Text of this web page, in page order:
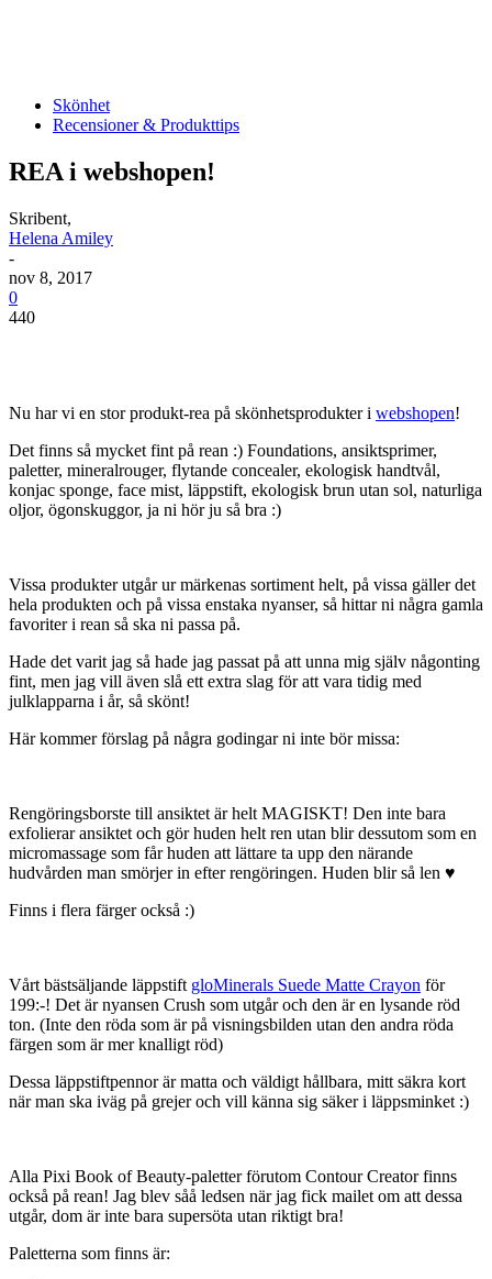
Skönhet
Recensioner & Produkttips
REA i webshopen!
Skribent,
Helena Amiley
-
nov 8, 2017
0
440
Nu har vi en stor produkt-rea på skönhetsprodukter i webshopen!
Det finns så mycket fint på rean :) Foundations, ansiktsprimer,
paletter, mineralrouger, flytande concealer, ekologisk handtvål,
konjac sponge, face mist, läppstift, ekologisk brun utan sol, naturliga
oljor, ögonskuggor, ja ni hör ju så bra :)
Vissa produkter utgår ur märkenas sortiment helt, på vissa gäller det
hela produkten och på vissa enstaka nyanser, så hittar ni några gamla
favoriter i rean så ska ni passa på.
Hade det varit jag så hade jag passat på att unna mig själv någonting
fint, men jag vill även slå ett extra slag för att vara tidig med
julklapparna i år, så skönt!
Här kommer förslag på några godingar ni inte bör missa:
Rengöringsborste till ansiktet är helt MAGISKT! Den inte bara
exfolierar ansiktet och gör huden helt ren utan blir dessutom som en
micromassage som får huden att lättare ta upp den närande
hudvården man smörjer in efter rengöringen. Huden blir så len ♥
Finns i flera färger också :)
Vårt bästsäljande läppstift gloMinerals Suede Matte Crayon för
199:-! Det är nyansen Crush som utgår och den är en lysande röd
ton. (Inte den röda som är på visningsbilden utan den andra röda
färgen som är mer knalligt röd)
Dessa läppstiftpennor är matta och väldigt hållbara, mitt säkra kort
när man ska iväg på grejer och vill känna sig säker i läppsminket :)
Alla Pixi Book of Beauty-paletter förutom Contour Creator finns
också på rean! Jag blev såå ledsen när jag fick mailet om att dessa
utgår, dom är inte bara supersöta utan riktigt bra!
Paletterna som finns är: